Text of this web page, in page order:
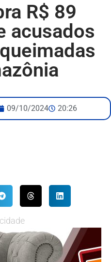
R$ 89
acusados
09/10/2024 20:26